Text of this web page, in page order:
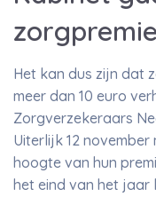
Het kan dus zijn dat
meer dan 10 euro
Zorgverzekeraars
Uiterlijk 12
hoogte van hun
het eind van het jaar